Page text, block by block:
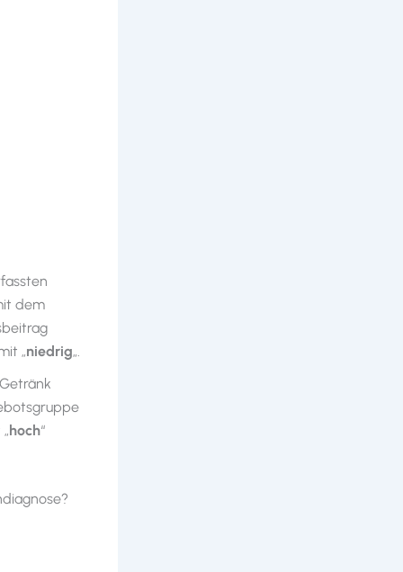
dem
„niedrig„.
hoch“